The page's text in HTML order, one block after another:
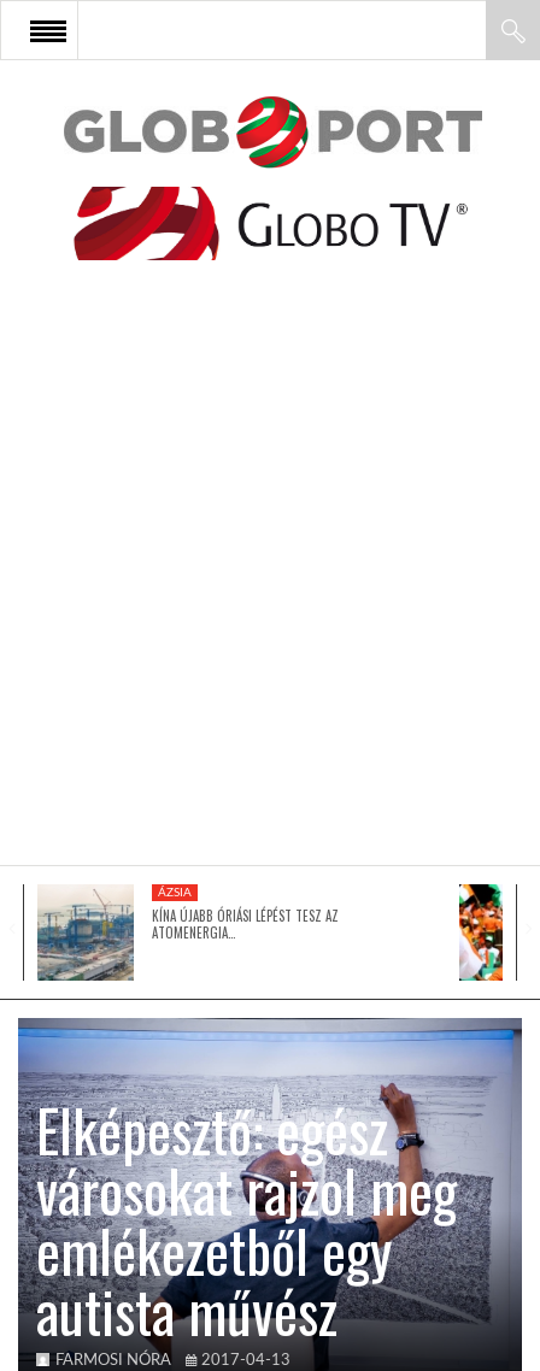
FŐOLDAL
AFRIKA
GLOBOTV BP
TROPICALMAGAZIN
GLOBOTV
AFRIKA TUDÁSTÁR
A NAP SZÉPE
ÁZSIA
KÍNA ÚJABB ÓRIÁSI LÉPÉST TESZ AZ
ATOMENERGIA…
Elképesztő: egész
városokat rajzol meg
emlékezetből egy
autista művész
FARMOSI NÓRA 2017-04-13